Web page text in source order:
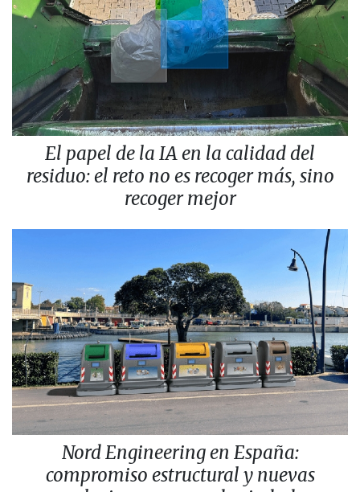
El papel de la IA en la calidad del
residuo: el reto no es recoger más, sino
recoger mejor
Nord Engineering en España:
compromiso estructural y nuevas